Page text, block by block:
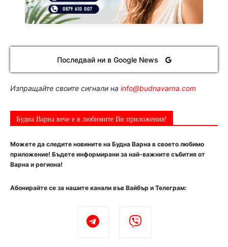
Последвай ни в Google News
Изпращайте своите сигнали на info@budnavarna.com
Будна Варна вече е в любимите Ви приложения!
Можете да следите новините на Будна Варна в своето любимо
приложение! Бъдете информирани за най-важните събития от
Варна и региона!
Абонирайте се за нашите канали във Вайбър и Телеграм: